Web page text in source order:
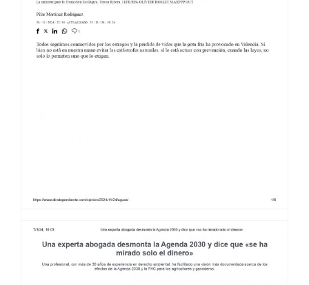
LA RESPONSABILIDAD DEL
GOBIERNO EN LA DANA · EL
INDEPENDIENTE 24/11/24